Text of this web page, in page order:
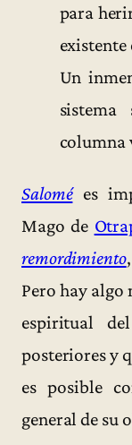
para
existente
Un
columna
Salomées
Mago de
remordimiento
Pero hay algo
espiritual
posteriores y
es posible
general de su